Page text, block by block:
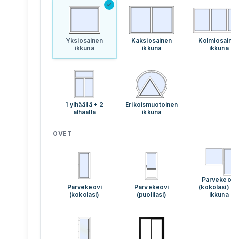
✓
Yksiosainen
ikkuna
Kaksiosainen
ikkuna
ikkuna
1 ylhäällä + 2
alhaalla
Erikoismuotoinen
ikkuna
OVET
Parvekeovi
(kokolasi)
Parvekeovi
(puolilasi)
(kokolasi)
ikkuna